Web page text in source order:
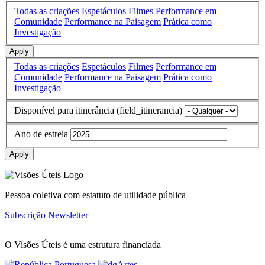
Todas as criações Espetáculos Filmes Performance em
Comunidade Performance na Paisagem Prática como
Investigação
Apply
Todas as criações Espetáculos Filmes Performance em
Comunidade Performance na Paisagem Prática como
Investigação
Disponível para itinerância (field_itinerancia)
Ano de estreia
Apply
Pessoa coletiva com estatuto de utilidade pública
Subscrição Newsletter
O Visões Úteis é uma estrutura financiada